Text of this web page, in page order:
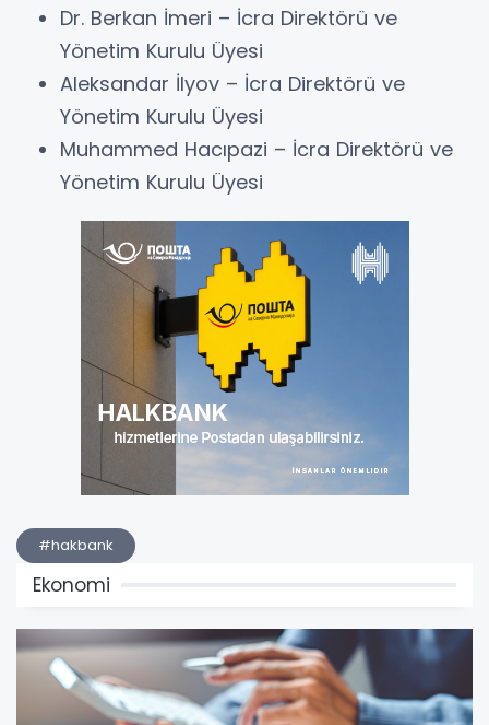
Dr. Berkan İmeri – İcra Direktörü ve
Yönetim Kurulu Üyesi
Aleksandar İlyov – İcra Direktörü ve
Yönetim Kurulu Üyesi
Muhammed Hacıpazi – İcra Direktörü ve
Yönetim Kurulu Üyesi
#hakbank
Ekonomi